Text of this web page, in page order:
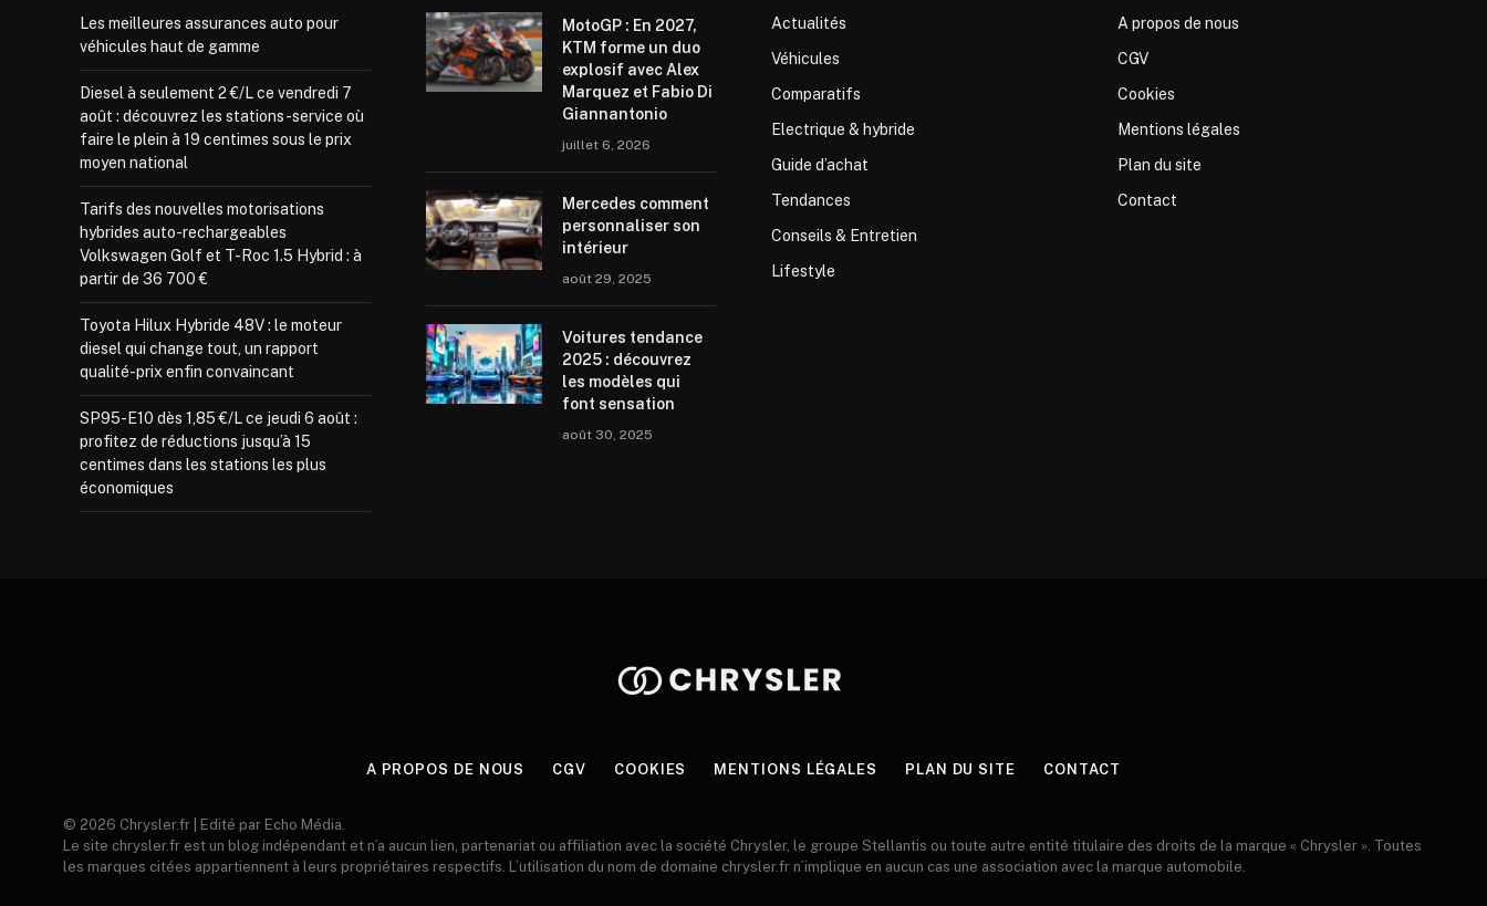
Les meilleures assurances auto pour
véhicules haut de gamme
Diesel à seulement 2 €/L ce vendredi 7
août : découvrez les stations-service où
faire le plein à 19 centimes sous le prix
moyen national
Tarifs des nouvelles motorisations
hybrides auto-rechargeables
Volkswagen Golf et T-Roc 1.5 Hybrid : à
partir de 36 700 €
Toyota Hilux Hybride 48V : le moteur
diesel qui change tout, un rapport
qualité-prix enfin convaincant
SP95-E10 dès 1,85 €/L ce jeudi 6 août :
profitez de réductions jusqu’à 15
centimes dans les stations les plus
économiques
MotoGP : En 2027,
KTM forme un duo
explosif avec Alex
Marquez et Fabio Di
Giannantonio
juillet 6, 2026
Mercedes comment
personnaliser son
intérieur
août 29, 2025
Voitures tendance
2025 : découvrez
les modèles qui
font sensation
août 30, 2025
Actualités
Véhicules
Comparatifs
Electrique & hybride
Guide d’achat
Tendances
Conseils & Entretien
Lifestyle
A propos de nous
CGV
Cookies
Mentions légales
Plan du site
Contact
A PROPOS DE NOUS CGV COOKIES MENTIONS LÉGALES PLAN DU SITE CONTACT
© 2026 Chrysler.fr | Edité par Echo Média.
Le site chrysler.fr est un blog indépendant et n’a aucun lien, partenariat ou affiliation avec la société Chrysler, le groupe Stellantis ou toute autre entité titulaire des droits de la marque « Chrysler ». Toutes
les marques citées appartiennent à leurs propriétaires respectifs. L’utilisation du nom de domaine chrysler.fr n’implique en aucun cas une association avec la marque automobile.